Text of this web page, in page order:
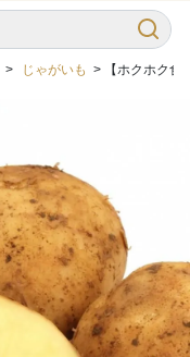
> じゃがいも > 【ホクホク食